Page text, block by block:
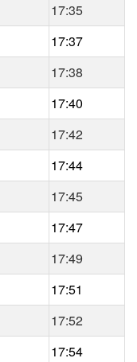
17:35
17:37
17:38
17:40
17:42
17:44
17:45
17:47
17:49
17:51
17:52
17:54